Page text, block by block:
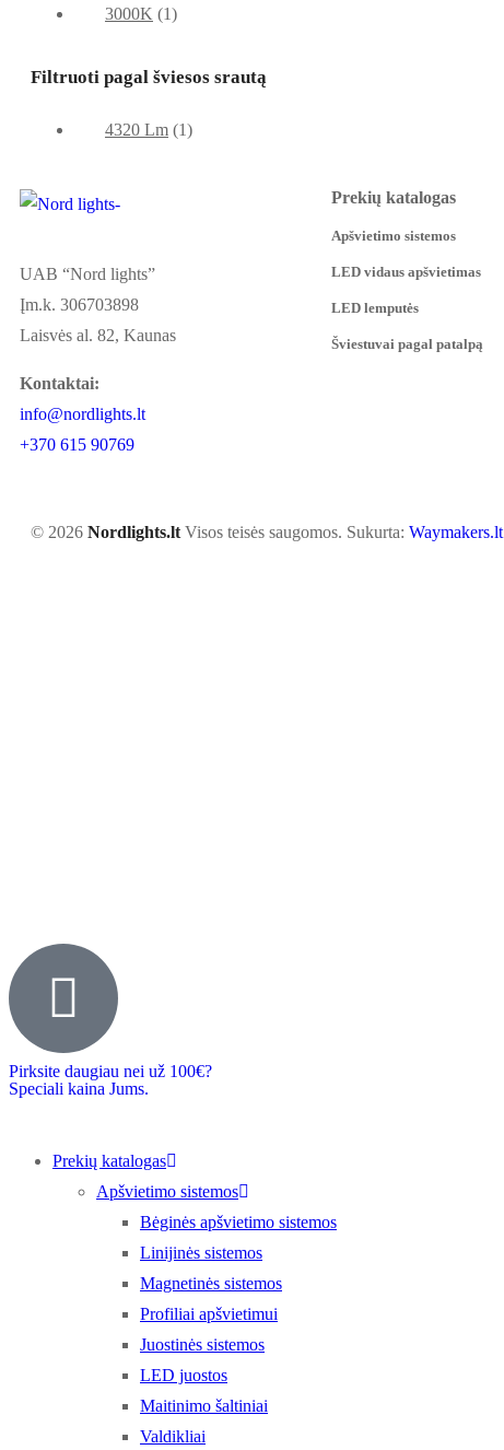
3000K (1)
Filtruoti pagal šviesos srautą
4320 Lm (1)
UAB “Nord lights”
Įm.k. 306703898
Laisvės al. 82, Kaunas
Kontaktai:
info@nordlights.lt
+370 615 90769
Prekių katalogas
Apšvietimo sistemos
LED vidaus apšvietimas
LED lemputės
Šviestuvai pagal patalpą
© 2026 Nordlights.ltVisos teisės saugomos. Sukurta: Waymakers.lt
Pirksite daugiau nei už 100€?
Speciali kaina Jums.
Prekių katalogas
Apšvietimo sistemos
Bėginės apšvietimo sistemos
Linijinės sistemos
Magnetinės sistemos
Profiliai apšvietimui
Juostinės sistemos
LED juostos
Maitinimo šaltiniai
Valdikliai